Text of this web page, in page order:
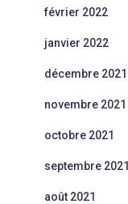
février 2022
janvier 2022
décembre 2021
novembre 2021
octobre 2021
septembre 2021
août 2021